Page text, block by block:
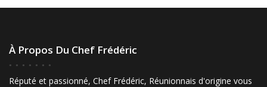
À Propos Du Chef Frédéric
Réputé et passionné, Chef Frédéric, Réunionnais d'origine vous